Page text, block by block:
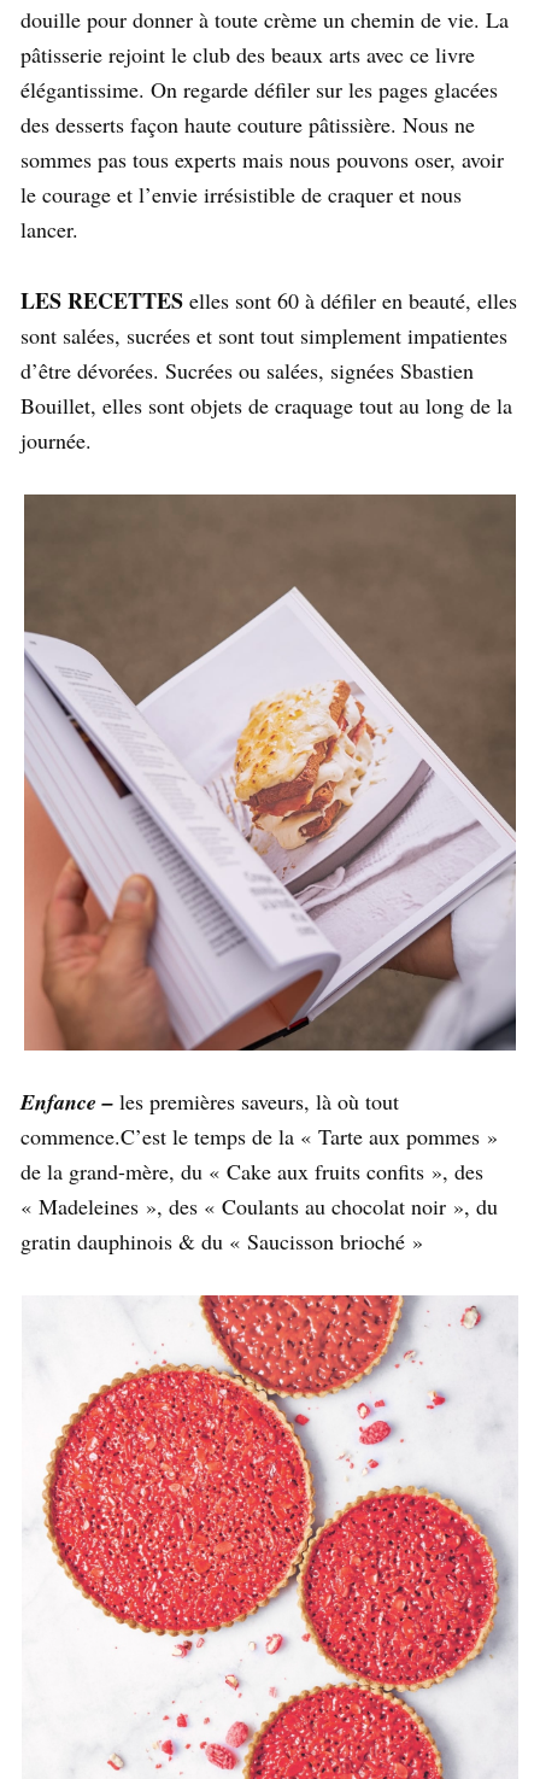
douille pour donner à toute crème un chemin de vie. La
pâtisserie rejoint le club des beaux arts avec ce livre
élégantissime. On regarde défiler sur les pages glacées
des desserts façon haute couture pâtissière. Nous ne
sommes pas tous experts mais nous pouvons oser, avoir
le courage et l’envie irrésistible de craquer et nous
lancer.
LES RECETTES elles sont 60 à défiler en beauté, elles
sont salées, sucrées et sont tout simplement impatientes
d’être dévorées. Sucrées ou salées, signées Sbastien
Bouillet, elles sont objets de craquage tout au long de la
journée.
Enfance – les premières saveurs, là où tout
commence.C’est le temps de la « Tarte aux pommes »
de la grand-mère, du « Cake aux fruits confits », des
« Madeleines », des « Coulants au chocolat noir », du
gratin dauphinois & du « Saucisson brioché »